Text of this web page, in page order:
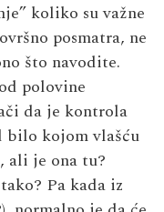
koliko su važne
posmatra, ne
što navodite.
polovine
da je kontrola
bilo kojom vlašću
ali je ona tu?
Pa kada iz